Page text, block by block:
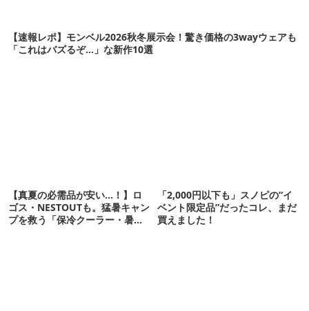
【速報レポ】モンベル2026秋冬展示会！驚き価格の3wayウェアも
「これはバズるぞ…」な新作10選
【真夏の必需品が安い…！】ロ
ゴス・NESTOUTも。猛暑キャン
プを救う「保冷クーラー・暑さ
「2,000円以下も」スノピの“イ
ベント限定品”だったコレ、まだ
買えました！